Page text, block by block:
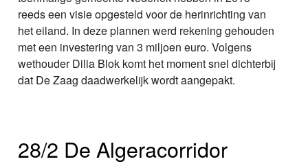
reeds een visie opgesteld voor de herinrichting van
het eiland. In deze plannen werd rekening gehouden
met een investering van 3 miljoen euro. Volgens
wethouder Dilia Blok komt het moment snel dichterbij
dat De Zaag daadwerkelijk wordt aangepakt.
28/2 De Algeracorridor